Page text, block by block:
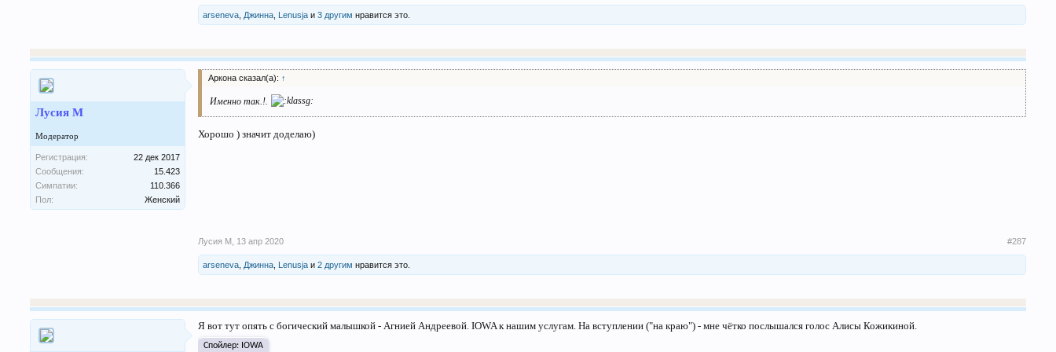
arseneva Джинна Lenusja и3 другим нравится это.
Лусия М
Модератор
Регистрация:
22 дек 2017
Сообщения:
15.423
Симпатии:
110.366
Пол:
Женский
Аркона сказал(а): ↑
Именно так.!.
Хорошо ) значит доделаю)
Лусия М 13 апр 2020 #287
arseneva Джинна Lenusja и2 другим нравится это.
Я вот тут опять с богический малышкой - Агнией Андреевой. IOWA к нашим услугам. На вступлении ("на краю") - мне чётко послышался голос Алисы Кожикиной.
Спойлер: IOWA